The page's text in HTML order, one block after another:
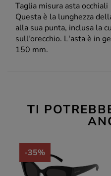
Taglia misura asta occhiali
Questa è la lunghezza
alla sua punta, inclusa la
sull'orecchio. L'asta è in
150 mm.
TI
-35%